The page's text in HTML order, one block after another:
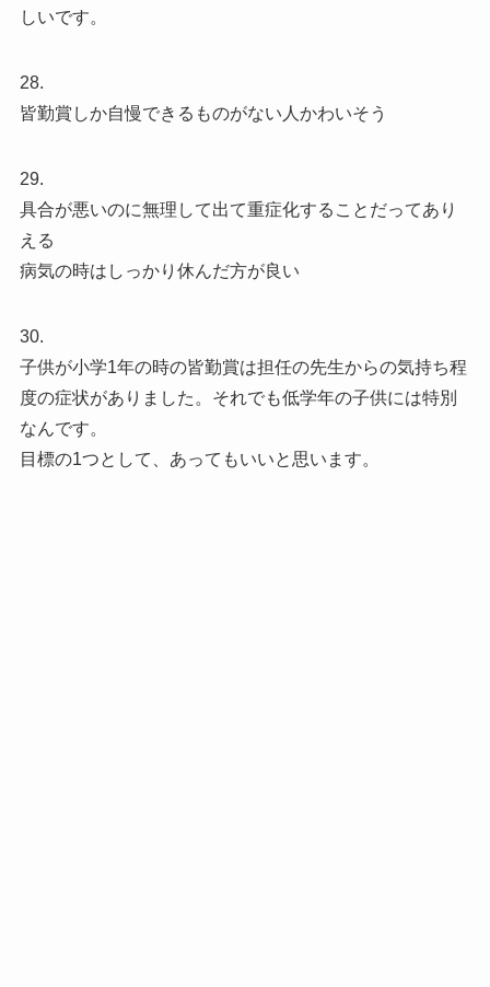
しいです。
28.
皆勤賞しか自慢できるものがない人かわいそう
29.
具合が悪いのに無理して出て重症化することだってあり
える
病気の時はしっかり休んだ方が良い
30.
子供が小学1年の時の皆勤賞は担任の先生からの気持ち程
度の症状がありました。それでも低学年の子供には特別
なんです。
目標の1つとして、あってもいいと思います。